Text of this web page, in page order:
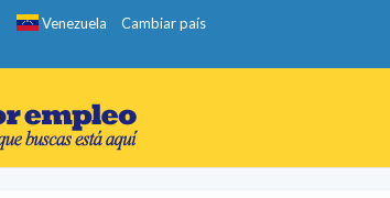
Venezuela Cambiar país